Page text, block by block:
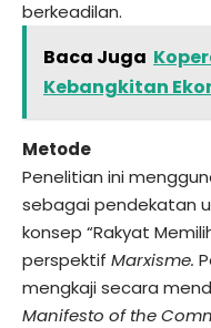
berkeadilan.
Baca Juga
Kebangkitan
Metode
Penelitian ini
sebagai pendekatan
konsep “Rakyat
perspektif Marxisme.
mengkaji secara
Manifesto of the